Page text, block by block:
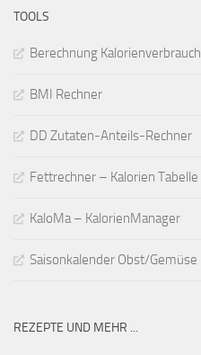
TOOLS
Berechnung Kalorienverbrauch
BMI Rechner
DD Zutaten-Anteils-Rechner
Fettrechner – Kalorien Tabelle
KaloMa – KalorienManager
Saisonkalender Obst/Gemüse
REZEPTE UND MEHR ...